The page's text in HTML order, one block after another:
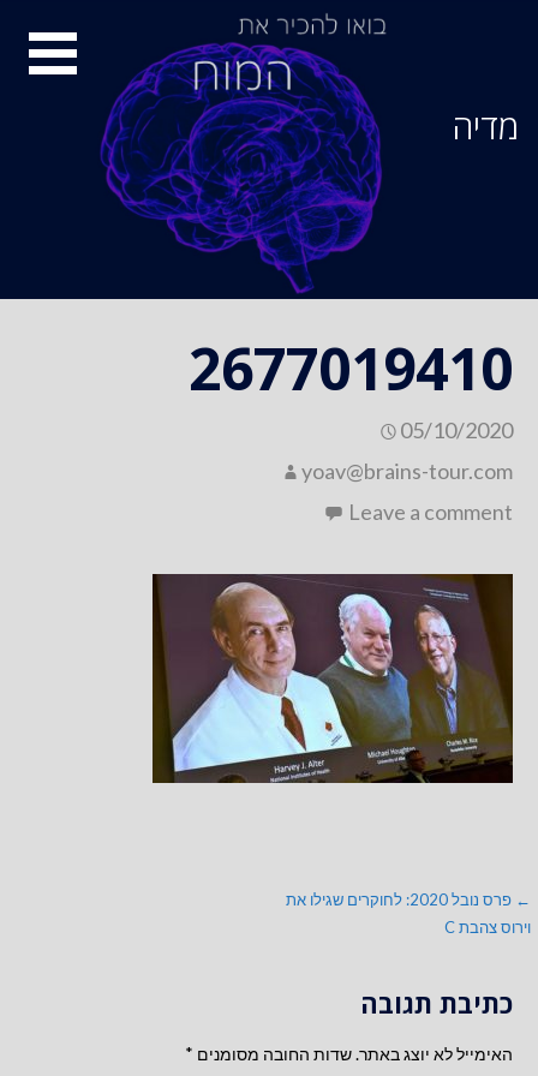
מדיה
2677019410
05/10/2020
yoav@brains-tour.com
Leave a comment
ניווט
← פרס נובל 2020: לחוקרים שגילו את
וירוס צהבת C
כתיבת תגובה
האימייל לא יוצג באתר.שדות החובה מסומנים *